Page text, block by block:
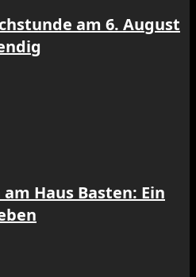
am 6. August
Haus Basten: Ein